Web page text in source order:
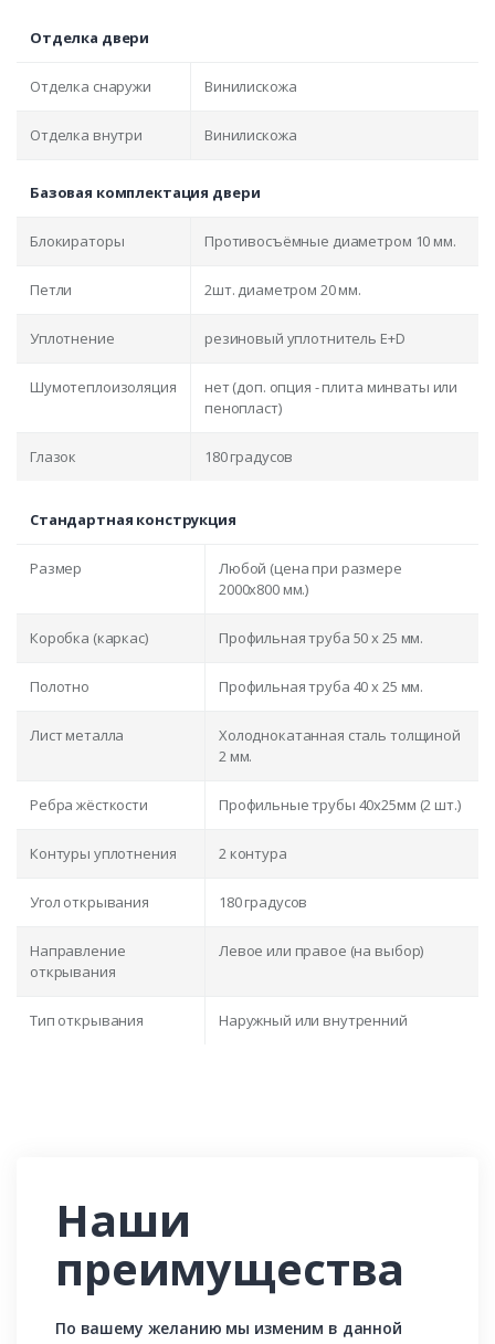
Отделка двери
Отделка снаружи Винилискожа
Отделка внутри Винилискожа
Базовая комплектация двери
Блокираторы Противосъёмные диаметром 10 мм.
Петли 2шт. диаметром 20 мм.
Уплотнение резиновый уплотнитель E+D
Шумотеплоизоляция
нет (доп. опция - плита минваты или
пенопласт)
Глазок 180 градусов
Стандартная конструкция
Размер
Любой (цена при размере
2000x800 мм.)
Коробка (каркас) Профильная труба 50 х 25 мм.
Полотно Профильная труба 40 х 25 мм.
Лист металла
Холоднокатанная сталь толщиной
2 мм.
Ребра жёсткости Профильные трубы 40х25мм (2 шт.)
Контуры уплотнения 2 контура
Угол открывания 180 градусов
Направление
открывания
Левое или правое (на выбор)
Тип открывания Наружный или внутренний
Наши
преимущества
По вашему желанию мы изменим в данной